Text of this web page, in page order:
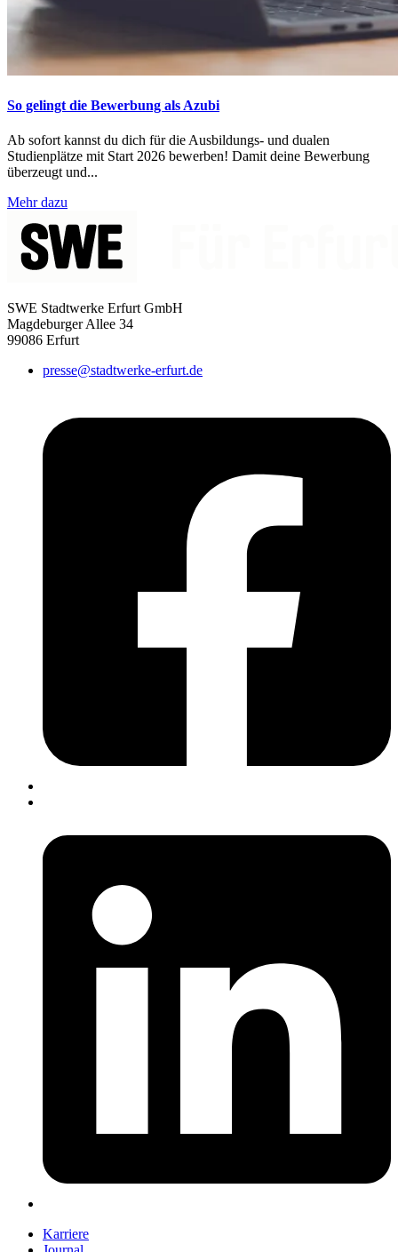
So gelingt die Bewerbung als Azubi
Ab sofort kannst du dich für die Ausbildungs- und dualen
Studienplätze mit Start 2026 bewerben! Damit deine Bewerbung
überzeugt und...
Mehr dazu
SWE Stadtwerke Erfurt GmbH
Magdeburger Allee 34
99086 Erfurt
presse@stadtwerke-erfurt.de
Karriere